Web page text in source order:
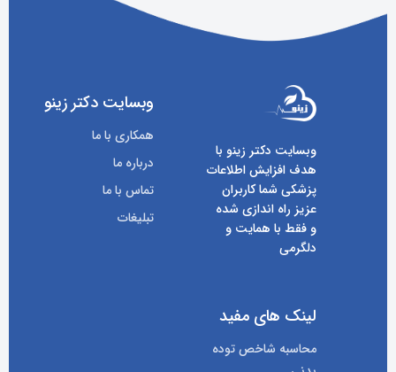
وبسایت دکتر زینو با
هدف افزایش اطلاعات
پزشکی شما کاربران
عزیز راه اندازی شده
و فقط با همایت و
دلگرمی
وبسایت دکتر زینو
همکاری با ما
درباره ما
تماس با ما
تبلیغات
لینک های مفید
محاسبه شاخص توده